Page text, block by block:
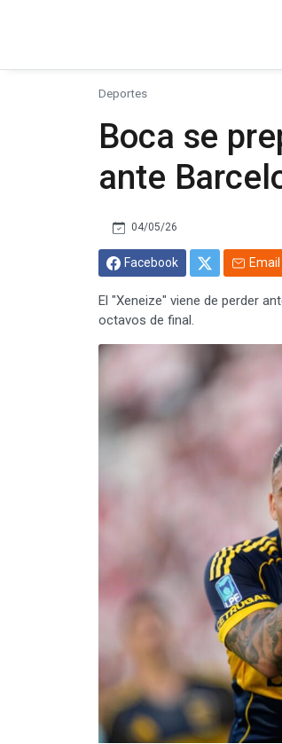
Deportes
Boca se
ante
04/05/26
Facebook Email
El "Xeneize" viene de perder
octavos de final.